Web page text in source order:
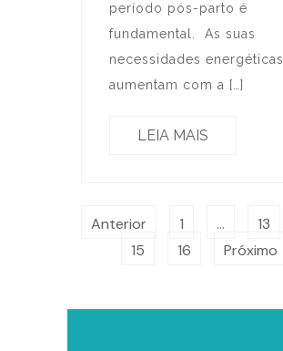
período pós-parto é
fundamental. As suas
necessidades energéticas
aumentam com a […]
LEIA MAIS
Anterior 1 … 13
15
16 Próximo